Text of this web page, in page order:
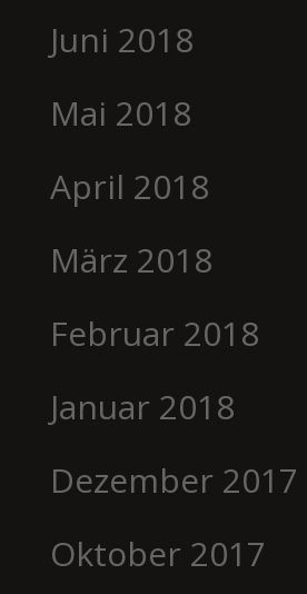
Juni 2018
Mai 2018
April 2018
März 2018
Februar 2018
Januar 2018
Dezember 2017
Oktober 2017